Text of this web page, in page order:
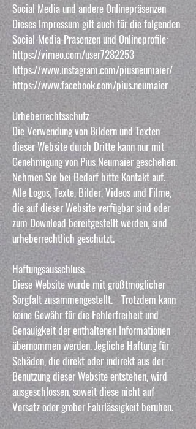
Social Media und andere Onlinepräsenzen
Dieses Impressum gilt auch für die folgenden
Social-Media-Präsenzen und Onlineprofile:
https://vimeo.com/user7282253
https://www.instagram.com/piusneumaier/
https://www.facebook.com/pius.neumaier
Urheberrechtsschutz
Die Verwendung von Bildern und Texten
dieser Website durch Dritte kann nur mit
Genehmigung von Pius Neumaier geschehen.
Nehmen Sie bei Bedarf bitte Kontakt auf.
Alle Logos, Texte, Bilder, Videos und Filme,
die auf dieser Website verfügbar sind oder
zum Download bereitgestellt werden, sind
urheberrechtlich geschützt.
Haftungsausschluss
Diese Website wurde mit größtmöglicher
Sorgfalt zusammengestellt. Trotzdem kann
keine Gewähr für die Fehlerfreiheit und
Genauigkeit der enthaltenen Informationen
übernommen werden. Jegliche Haftung für
Schäden, die direkt oder indirekt aus der
Benutzung dieser Website entstehen, wird
ausgeschlossen, soweit diese nicht auf
Vorsatz oder grober Fahrlässigkeit beruhen.